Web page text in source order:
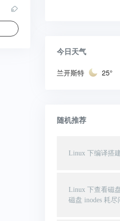
今日天气
兰开斯特 25°
随机推荐
Linux 下编译搭
Linux 下查看磁
磁盘 inodes 耗尽